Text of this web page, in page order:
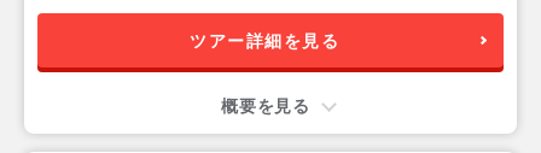
ツアー詳細を見る
概要を見る